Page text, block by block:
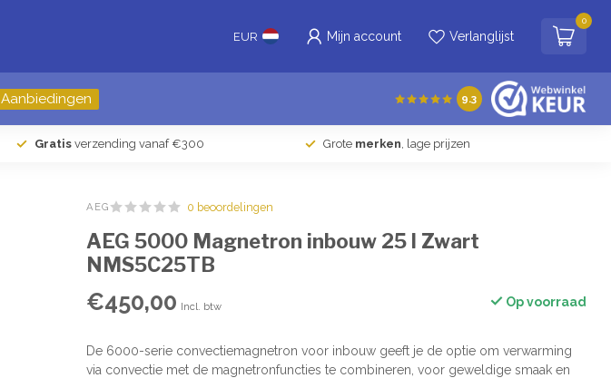
EUR Mijn account Verlanglijst
0
Aanbiedingen 9.3
Gratisverzending vanaf €300 Grote merken, lage prijzen
AEG 0 beoordelingen
AEG 5000 Magnetron inbouw 25 l Zwart
NMS5C25TB
€450,00 Incl. btw Op voorraad
De 6000-serie convectiemagnetron voor inbouw geeft je de optie om verwarming
via convectie met de magnetronfuncties te combineren, voor geweldige smaak en